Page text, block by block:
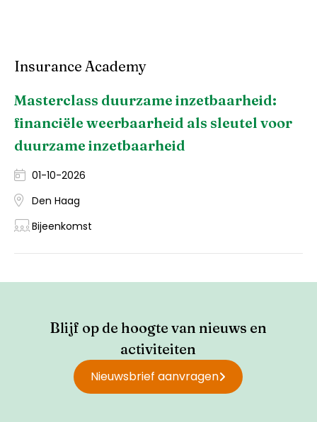
Insurance Academy
Masterclass duurzame inzetbaarheid:
financiële weerbaarheid als sleutel voor
duurzame inzetbaarheid
01-10-2026
Den Haag
Bijeenkomst
Blijf op de hoogte van nieuws en
activiteiten
Nieuwsbrief aanvragen